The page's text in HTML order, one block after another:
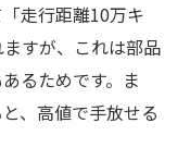
走行距離10万キ
すが、これは部品
るためです。ま
、高値で手放せる